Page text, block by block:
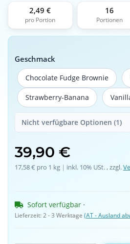
2,49 €
pro Portion
16
Portionen
Geschmack
Chocolate Fudge Brownie
Chocolate Fudge
Strawberry-BananaStrawberry-Banana
Nicht verfügbare Optionen (1)
39,90 €
17,58 € pro 1 kg | inkl. 10% USt. , zzgl.
Sofort verfügbar ·
Lieferzeit:2 - 3 Werktage (AT - Ausland